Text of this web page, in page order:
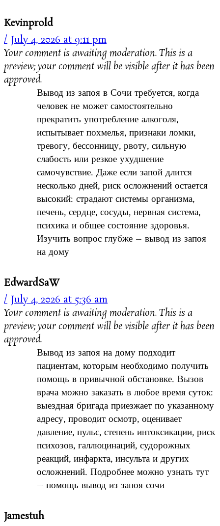
Kevinprold
July 4, 2026 at 9:11 pm
Your comment is awaiting moderation. This is a
preview; your comment will be visible after it has been
approved.
Вывод из запоя в Сочи требуется, когда
человек не может самостоятельно
прекратить употребление алкоголя,
испытывает похмелья, признаки ломки,
тревогу, бессонницу, рвоту, сильную
слабость или резкое ухудшение
самочувствие. Даже если запой длится
несколько дней, риск осложнений остается
высокий: страдают системы организма,
печень, сердце, сосуды, нервная система,
психика и общее состояние здоровья.
Изучить вопрос глубже – вывод из запоя
на дому
EdwardSaW
July 4, 2026 at 5:36 am
Your comment is awaiting moderation. This is a
preview; your comment will be visible after it has been
approved.
Вывод из запоя на дому подходит
пациентам, которым необходимо получить
помощь в привычной обстановке. Вызов
врача можно заказать в любое время суток:
выездная бригада приезжает по указанному
адресу, проводит осмотр, оценивает
давление, пульс, степень интоксикации, риск
психозов, галлюцинаций, судорожных
реакций, инфаркта, инсульта и других
осложнений. Подробнее можно узнать тут
– помощь вывод из запоя сочи
Jamestuh